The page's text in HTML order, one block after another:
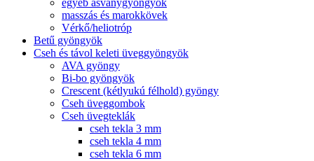
egyéb ásványgyöngyök
masszás és marokkövek
Vérkő/heliotróp
Betű gyöngyök
Cseh és távol keleti üveggyöngyök
AVA gyöngy
Bi-bo gyöngyök
Crescent (kétlyukú félhold) gyöngy
Cseh üveggombok
Cseh üvegteklák
cseh tekla 3 mm
cseh tekla 4 mm
cseh tekla 6 mm